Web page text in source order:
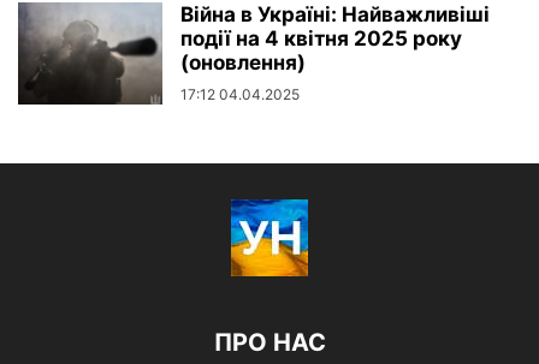
Війна в Україні: Найважливіші
події на 4 квітня 2025 року
(оновлення)
17:12 04.04.2025
ПРО НАС